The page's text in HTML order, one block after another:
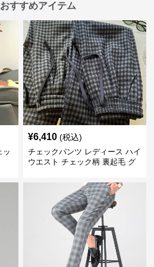
すすめアイテム
ッ
¥6,410 (税込)
チェックパンツ レディース ハイ
ウエスト チェック柄 裏起毛 グ